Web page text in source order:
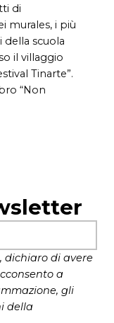
di
murales, i più
della scuola
il villaggio
Tinarte”.
“Non
dichiaro di avere
a
gli
della